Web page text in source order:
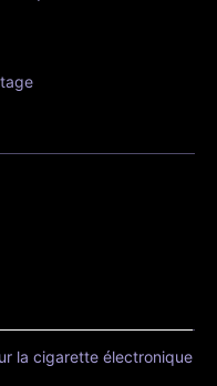
la cigarette électronique